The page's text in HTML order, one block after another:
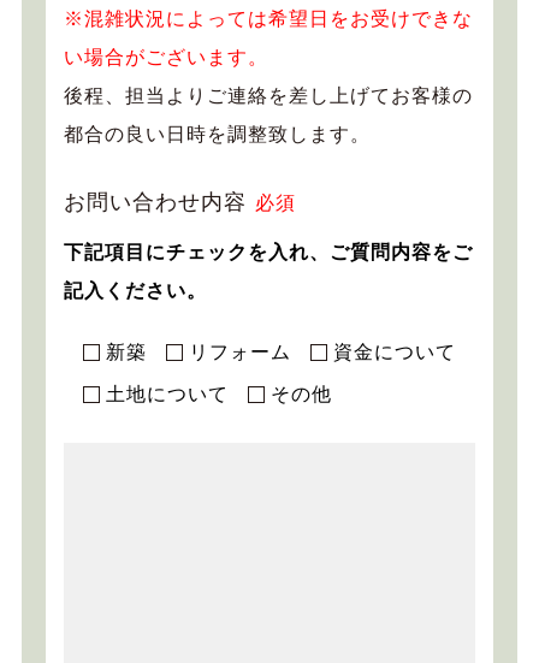
※混雑状況によっては希望日をお受けできな
い場合がございます。
後程、担当よりご連絡を差し上げてお客様の
都合の良い日時を調整致します。
お問い合わせ内容 必須
下記項目にチェックを入れ、ご質問内容をご
記入ください。
新築 リフォーム 資金について
土地について その他